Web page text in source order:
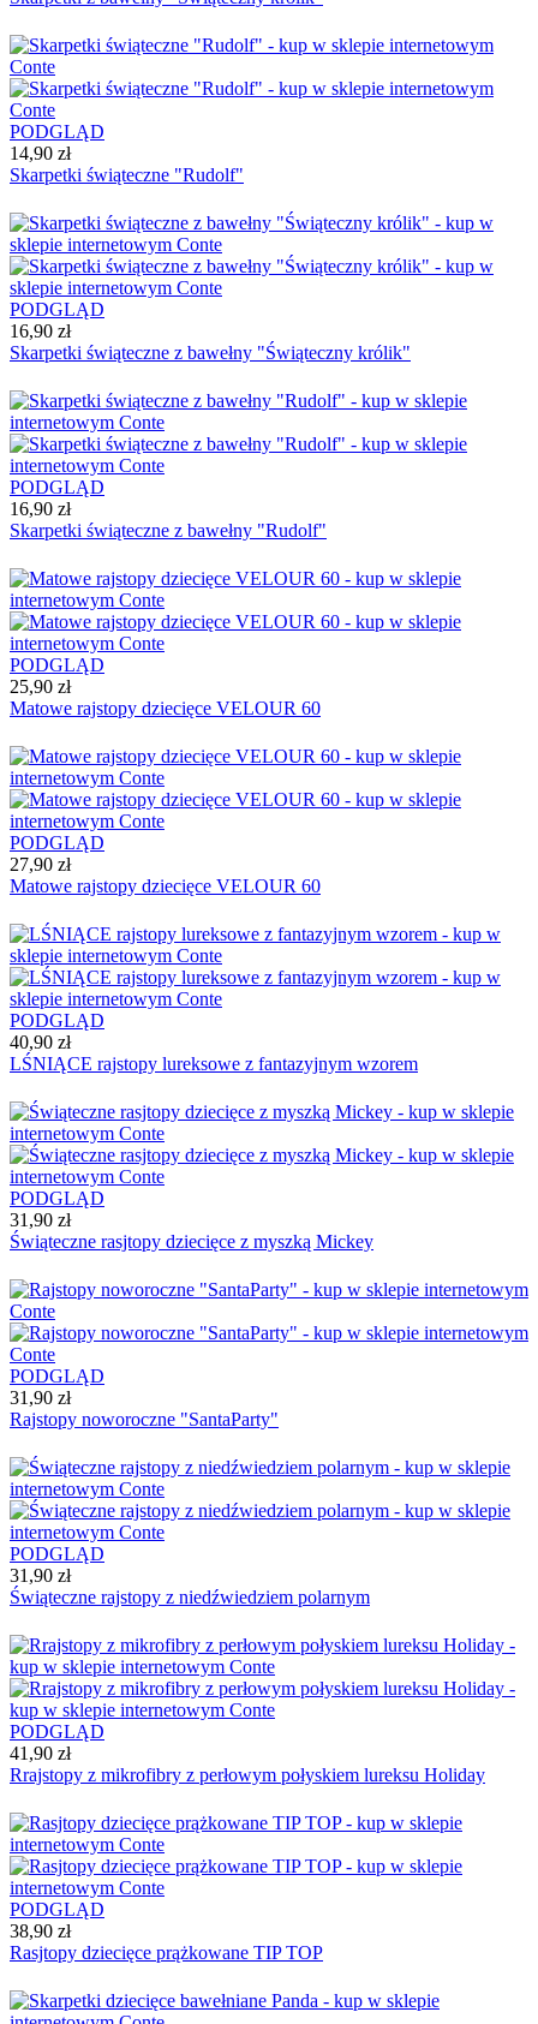
PODGLĄD
14,90 zł
Skarpetki świąteczne "Rudolf"
PODGLĄD
16,90 zł
Skarpetki świąteczne z bawełny "Świąteczny królik"
PODGLĄD
16,90 zł
Skarpetki świąteczne z bawełny "Rudolf"
PODGLĄD
25,90 zł
Matowe rajstopy dziecięce VELOUR 60
PODGLĄD
27,90 zł
Matowe rajstopy dziecięce VELOUR 60
PODGLĄD
40,90 zł
LŚNIĄCE rajstopy lureksowe z fantazyjnym wzorem
PODGLĄD
31,90 zł
Świąteczne rasjtopy dziecięce z myszką Mickey
PODGLĄD
31,90 zł
Rajstopy noworoczne "SantaParty"
PODGLĄD
31,90 zł
Świąteczne rajstopy z niedźwiedziem polarnym
PODGLĄD
41,90 zł
Rrajstopy z mikrofibry z perłowym połyskiem lureksu Holiday
PODGLĄD
38,90 zł
Rasjtopy dziecięce prążkowane TIP TOP